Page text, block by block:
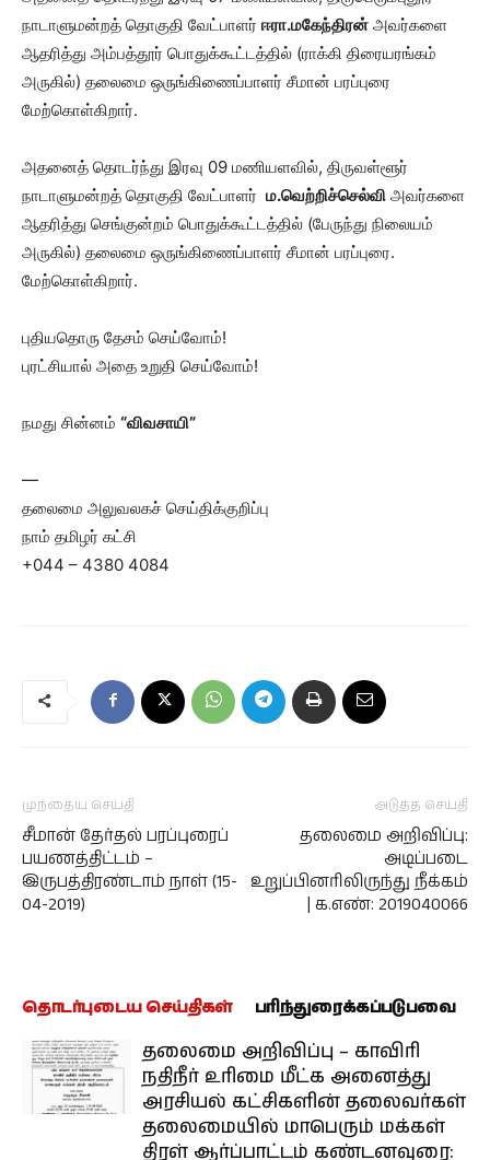
நாடாளுமன்றத் தொகுதி வேட்பாளர் ஈரா.மகேந்திரன் அவர்களை
ஆதரித்து அம்பத்தூர் பொதுக்கூட்டத்தில் (ராக்கி திரையரங்கம்
அருகில்) தலைமை ஒருங்கிணைப்பாளர் சீமான் பரப்புரை
மேற்கொள்கிறார்.
அதனைத் தொடர்ந்து இரவு 09 மணியளவில், திருவள்ளூர்
நாடாளுமன்றத் தொகுதி வேட்பாளர் ம.வெற்றிச்செல்வி அவர்களை
ஆதரித்து செங்குன்றம் பொதுக்கூட்டத்தில் (பேருந்து நிலையம்
அருகில்) தலைமை ஒருங்கிணைப்பாளர் சீமான் பரப்புரை.
மேற்கொள்கிறார்.
புதியதொரு தேசம் செய்வோம்!
புரட்சியால் அதை உறுதி செய்வோம்!
நமது சின்னம் “விவசாயி”
—
தலைமை அலுவலகச் செய்திக்குறிப்பு
நாம் தமிழர் கட்சி
+044 – 4380 4084
முந்தைய செய்தி
சீமான் தேர்தல் பரப்புரைப்
பயணத்திட்டம் –
இருபத்திரண்டாம் நாள் (15-
04-2019)
அடுத்த செய்தி
தலைமை அறிவிப்பு:
அடிப்படை
உறுப்பினரிலிருந்து நீக்கம்
| க.எண்: 2019040066
தொடர்புடைய செய்திகள் பரிந்துரைக்கப்படுபவை
தலைமை அறிவிப்பு – காவிரி
நதிநீர் உரிமை மீட்க அனைத்து
அரசியல் கட்சிகளின் தலைவர்கள்
தலைமையில் மாபெரும் மக்கள்
திரள் ஆர்ப்பாட்டம் கண்டனவுரை: